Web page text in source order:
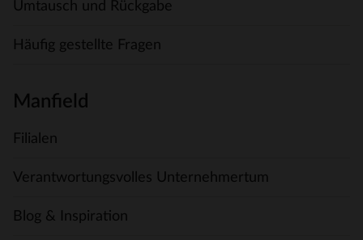
Umtausch und Rückgabe
Häufig gestellte Fragen
Manfield
Filialen
Verantwortungsvolles Unternehmertum
Blog & Inspiration